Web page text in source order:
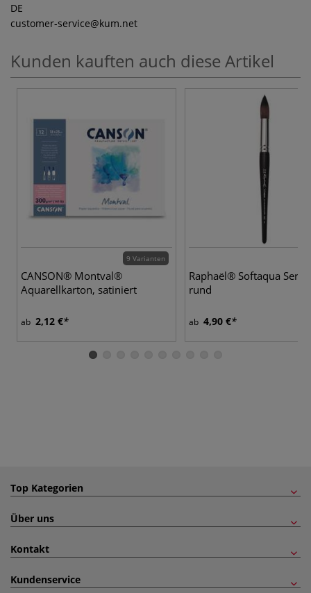
DE
customer-service@kum.net
Kunden kauften auch diese Artikel
9 Varianten
CANSON® Montval®
Aquarellkarton, satiniert
ab 2,12 €
Raphaël® Softaqua Serie
rund
ab 4,90 €
Top Kategorien
Über uns
Kontakt
Kundenservice